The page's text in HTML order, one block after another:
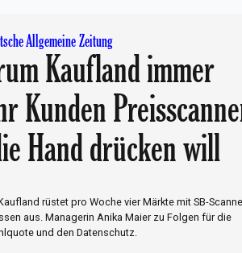
Allgemeine Zeitung
Kaufland immer
Kunden
Hand drücken will
rüstet pro Woche vier Märkte mit SB-
aus. Managerin Anika Maier zu Folgen für die
und den Datenschutz.